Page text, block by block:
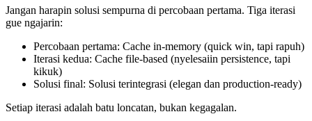
Jangan harapin solusi sempurna di percobaan pertama. Tiga iterasi
gue ngajarin:
Percobaan pertama: Cache in-memory (quick win, tapi rapuh)
Iterasi kedua: Cache file-based (nyelesaiin persistence, tapi
kikuk)
Solusi final: Solusi terintegrasi (elegan dan production-ready)
Setiap iterasi adalah batu loncatan, bukan kegagalan.